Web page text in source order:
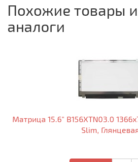
Похожие товары
аналоги
Матрица 15.6" B156XTN03.0
Slim,